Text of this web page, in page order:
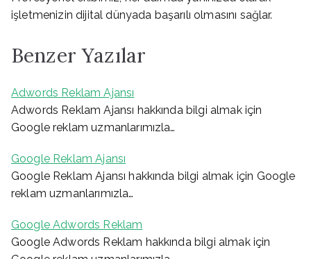
işletmenizin dijital dünyada başarılı olmasını sağlar.
Benzer Yazılar
Adwords Reklam Ajansı
Adwords Reklam Ajansı hakkında bilgi almak için
Google reklam uzmanlarımızla…
Google Reklam Ajansı
Google Reklam Ajansı hakkında bilgi almak için Google
reklam uzmanlarımızla…
Google Adwords Reklam
Google Adwords Reklam hakkında bilgi almak için